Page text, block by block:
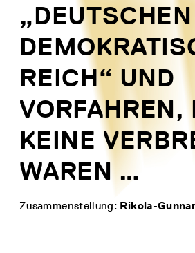
„DEUTSCHEN
REICH“ UND
VORFAHREN,
KEINE
WAREN …
Zusammenstellung: Rikola-